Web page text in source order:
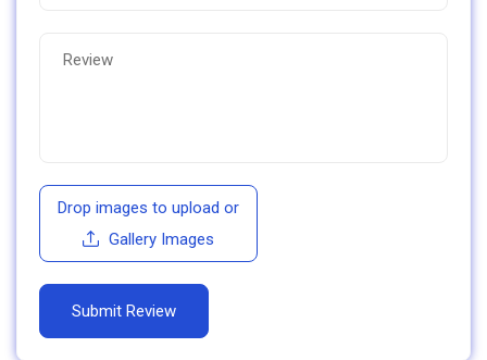
Drop images to upload or
Gallery Images